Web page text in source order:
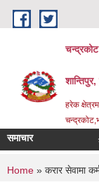
Skip to main content
चन्द्रकोट
हरेक
समाचार
You are
Home » करार सेवामा